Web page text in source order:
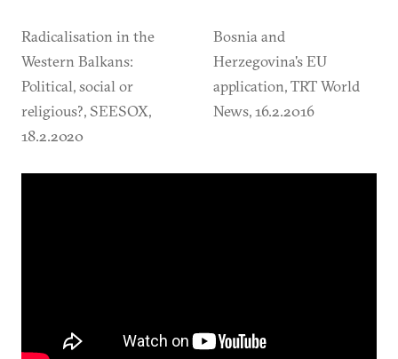
Radicalisation in the
Western Balkans:
Political, social or
religious?, SEESOX,
18.2.2020
Bosnia and
Herzegovina's EU
application, TRT World
News, 16.2.2016